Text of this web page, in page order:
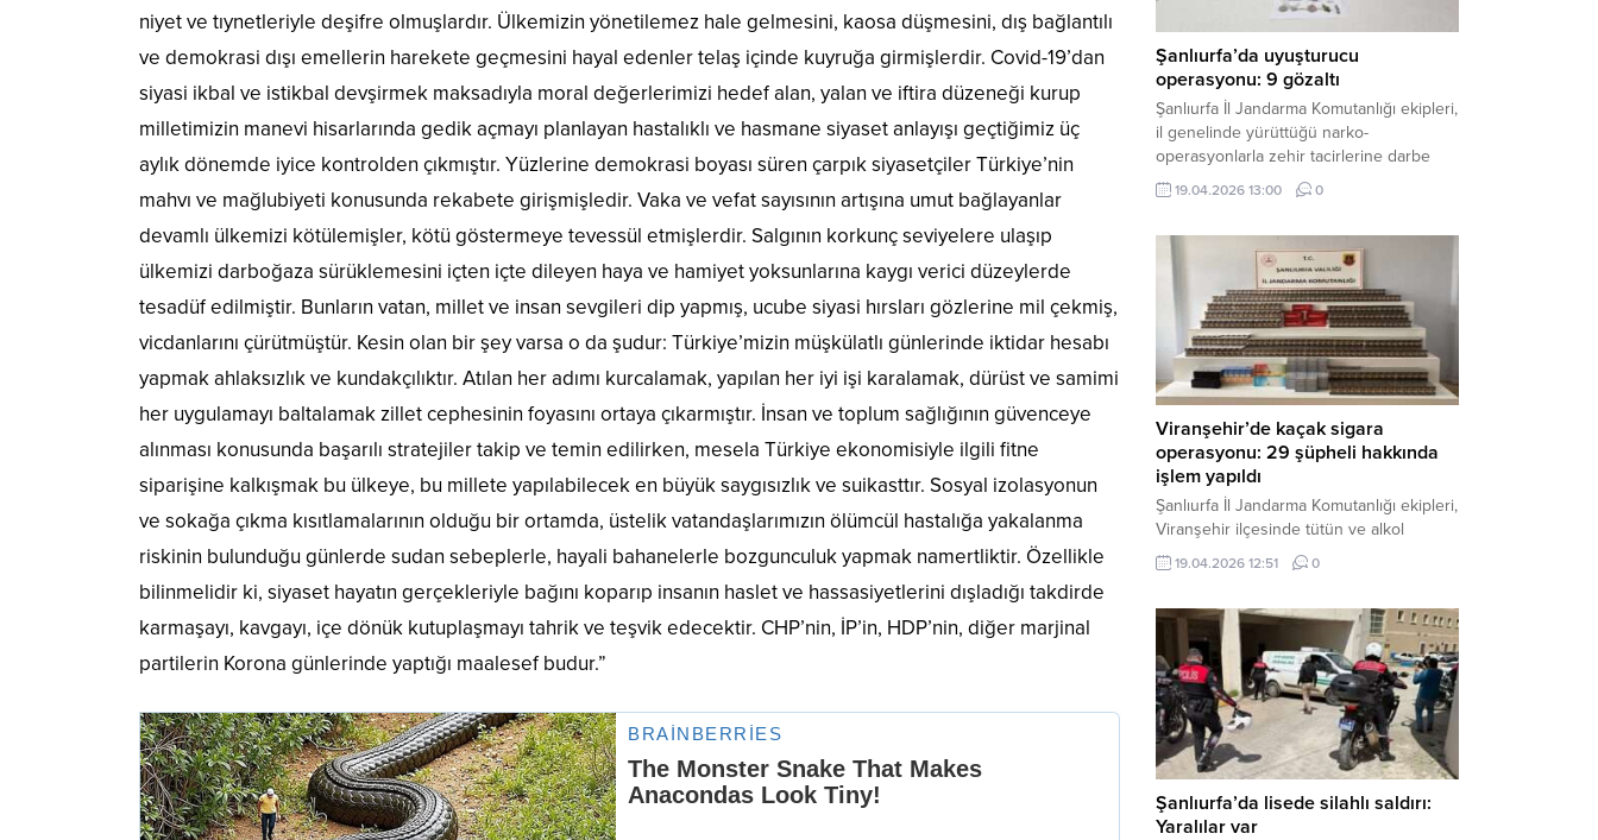
niyet ve tıynetleriyle deşifre olmuşlardır. Ülkemizin yönetilemez hale gelmesini, kaosa düşmesini, dış bağlantılı
ve demokrasi dışı emellerin harekete geçmesini hayal edenler telaş içinde kuyruğa girmişlerdir. Covid-19’dan
siyasi ikbal ve istikbal devşirmek maksadıyla moral değerlerimizi hedef alan, yalan ve iftira düzeneği kurup
milletimizin manevi hisarlarında gedik açmayı planlayan hastalıklı ve hasmane siyaset anlayışı geçtiğimiz üç
aylık dönemde iyice kontrolden çıkmıştır. Yüzlerine demokrasi boyası süren çarpık siyasetçiler Türkiye’nin
mahvı ve mağlubiyeti konusunda rekabete girişmişledir. Vaka ve vefat sayısının artışına umut bağlayanlar
devamlı ülkemizi kötülemişler, kötü göstermeye tevessül etmişlerdir. Salgının korkunç seviyelere ulaşıp
ülkemizi darboğaza sürüklemesini içten içte dileyen haya ve hamiyet yoksunlarına kaygı verici düzeylerde
tesadüf edilmiştir. Bunların vatan, millet ve insan sevgileri dip yapmış, ucube siyasi hırsları gözlerine mil çekmiş,
vicdanlarını çürütmüştür. Kesin olan bir şey varsa o da şudur: Türkiye’mizin müşkülatlı günlerinde iktidar hesabı
yapmak ahlaksızlık ve kundakçılıktır. Atılan her adımı kurcalamak, yapılan her iyi işi karalamak, dürüst ve samimi
her uygulamayı baltalamak zillet cephesinin foyasını ortaya çıkarmıştır. İnsan ve toplum sağlığının güvenceye
alınması konusunda başarılı stratejiler takip ve temin edilirken, mesela Türkiye ekonomisiyle ilgili fitne
siparişine kalkışmak bu ülkeye, bu millete yapılabilecek en büyük saygısızlık ve suikasttır. Sosyal izolasyonun
ve sokağa çıkma kısıtlamalarının olduğu bir ortamda, üstelik vatandaşlarımızın ölümcül hastalığa yakalanma
riskinin bulunduğu günlerde sudan sebeplerle, hayali bahanelerle bozgunculuk yapmak namertliktir. Özellikle
bilinmelidir ki, siyaset hayatın gerçekleriyle bağını koparıp insanın haslet ve hassasiyetlerini dışladığı takdirde
karmaşayı, kavgayı, içe dönük kutuplaşmayı tahrik ve teşvik edecektir. CHP’nin, İP’in, HDP’nin, diğer marjinal
partilerin Korona günlerinde yaptığı maalesef budur.”
Şanlıurfa’da uyuşturucu
operasyonu: 9 gözaltı
Şanlıurfa İl Jandarma Komutanlığı ekipleri,
il genelinde yürüttüğü narko-
operasyonlarla zehir tacirlerine darbe
indirdi. Üç ilçede eş zamanlı
gerçekleştirilen faaliyetlerde çeşitli
şüpheli hakkında adli işlem başlatıldı.
Haber Merkezi – Şanlıurfa Valiliği İl Basın
ve Halkla İlişkiler Müdürlüğü’nden yapılan
açıklamaya göre, İl Jandarma Komutanlığı
tarafından “Narkotik Suçlarla...
19.04.2026 13:00 0
Viranşehir’de kaçak sigara
operasyonu: 29 şüpheli hakkında
işlem yapıldı
Şanlıurfa İl Jandarma Komutanlığı ekipleri,
Viranşehir ilçesinde tütün ve alkol
kaçakçılığına yönelik yürüttüğü kapsamlı
çalışmalar neticesinde binlerce paket
Operasyon kapsamında çok sayıda şahıs
hakkında adli süreç başlatıldı. Haber
Merkezi – Şanlıurfa Valiliği bünyesinde İl
Jandarma Komutanlığı tarafından
gerçekleştirilen “Tütün ve Alkol
Kaçakçılarına Yönelik Çalışmalar” tüm...
19.04.2026 12:51 0
Şanlıurfa’da lisede silahlı saldırı:
Yaralılar var